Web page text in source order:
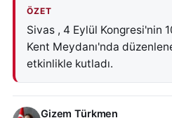
ÖZET
Sivas , 4 Eylül Kongresi'nin
Kent Meydanı'nda
etkinlikle kutladı.
Gizem Türkmen